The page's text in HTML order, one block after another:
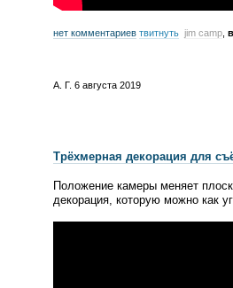
нет комментариев твитнуть jim camp
А. Г. 6 августа 2019
Трёхмерная декорация для
Положение камеры меняет
декорация, которую можно как